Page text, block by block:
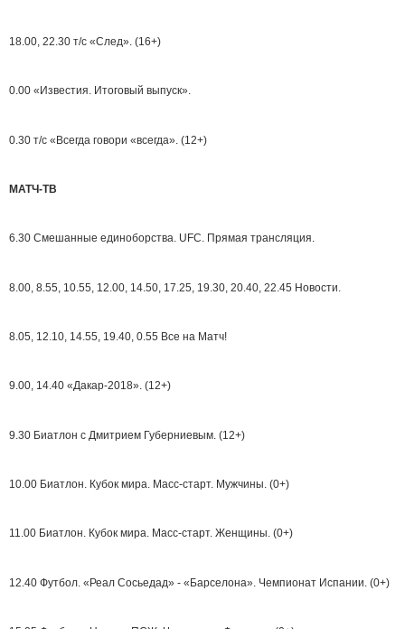
18.00, 22.30 т/с «След». (16+)
0.00 «Известия. Итоговый выпуск».
0.30 т/с «Всегда говори «всегда». (12+)
МАТЧ-ТВ
6.30 Смешанные единоборства. UFC. Прямая трансляция.
8.00, 8.55, 10.55, 12.00, 14.50, 17.25, 19.30, 20.40, 22.45 Новости.
8.05, 12.10, 14.55, 19.40, 0.55 Все на Матч!
9.00, 14.40 «Дакар-2018». (12+)
9.30 Биатлон с Дмитрием Губерниевым. (12+)
10.00 Биатлон. Кубок мира. Масс-старт. Мужчины. (0+)
11.00 Биатлон. Кубок мира. Масс-старт. Женщины. (0+)
12.40 Футбол. «Реал Сосьедад» - «Барселона». Чемпионат Испании. (0+)